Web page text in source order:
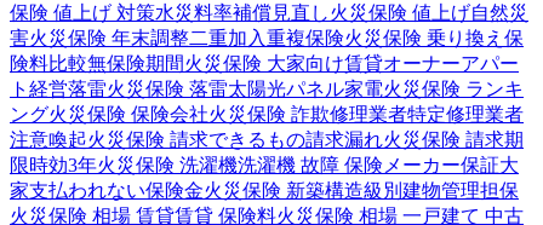
保険 値上げ 対策水災料率補償見直し火災保険 値上げ自然災
害火災保険 年末調整二重加入重複保険火災保険 乗り換え 保
険料比較無保険期間火災保険 大家向け賃貸オーナーアパー
ト経営落雷火災保険 落雷太陽光パネル家電火災保険 ランキ
ング火災保険 保険会社火災保険 詐欺修理業者特定修理業者
注意喚起火災保険 請求できるもの請求漏れ火災保険 請求期
限時効3年火災保険 洗濯機洗濯機 故障 保険 メーカー保証大
家支払われない保険金火災保険 新築構造級別 建物管理担保
火災保険 相場 賃貸賃貸 保険料火災保険 相場 一戸建て 中古